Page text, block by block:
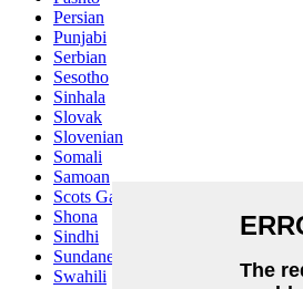
Persian
Punjabi
Serbian
Sesotho
Sinhala
Slovak
Slovenian
Somali
Samoan
Scots Gaelic
Shona
Sindhi
Sundanese
Swahili